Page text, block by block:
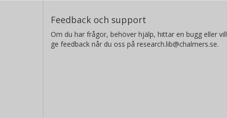
Feedback och support
Om du har frågor, behöver hjälp, hittar en bugg eller vill
ge feedback når du oss på research.lib@chalmers.se.